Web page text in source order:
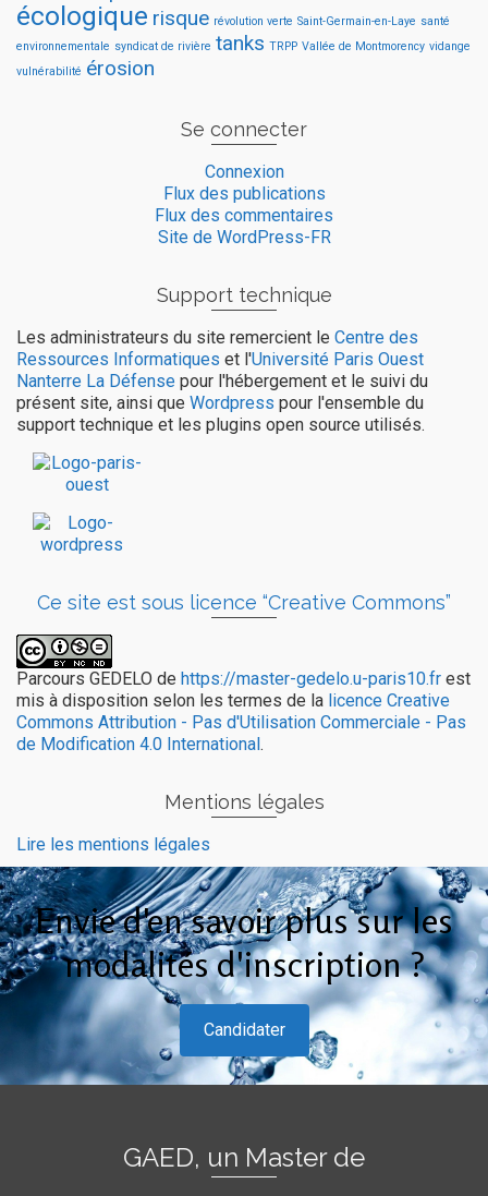
écologique risque révolution verte Saint-Germain-en-Laye santé
environnementale syndicat de rivière tanks TRPP Vallée de Montmorency vidange
vulnérabilité érosion
Se connecter
Connexion
Flux des publications
Flux des commentaires
Site de WordPress-FR
Support technique
Les administrateurs du site remercient le Centre des
Ressources Informatiques et l'Université Paris Ouest
Nanterre La Défense pour l'hébergement et le suivi du
présent site, ainsi que Wordpress pour l'ensemble du
support technique et les plugins open source utilisés.
Ce site est sous licence “Creative Commons”
Parcours GEDELO de https://master-gedelo.u-paris10.fr est
mis à disposition selon les termes de la licence Creative
Commons Attribution - Pas d'Utilisation Commerciale - Pas
de Modification 4.0 International.
Mentions légales
Lire les mentions légales
Envie d'en savoir plus sur les
modalités d'inscription ?
Candidater
GAED, un Master de